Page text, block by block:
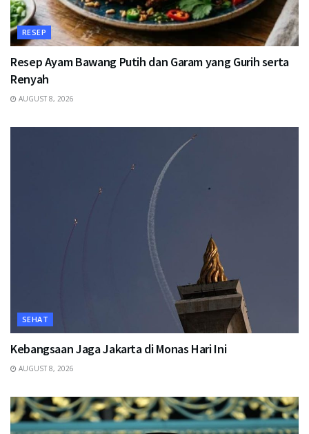
RESEP
Resep Ayam Bawang Putih dan Garam yang Gurih serta
Renyah
AUGUST 8, 2026
SEHAT
Kebangsaan Jaga Jakarta di Monas Hari Ini
AUGUST 8, 2026